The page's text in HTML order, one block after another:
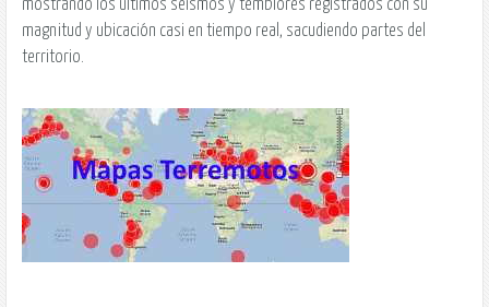
mostrando los últimos seísmos y temblores registrados con su
magnitud y ubicación casi en tiempo real, sacudiendo partes del
territorio.